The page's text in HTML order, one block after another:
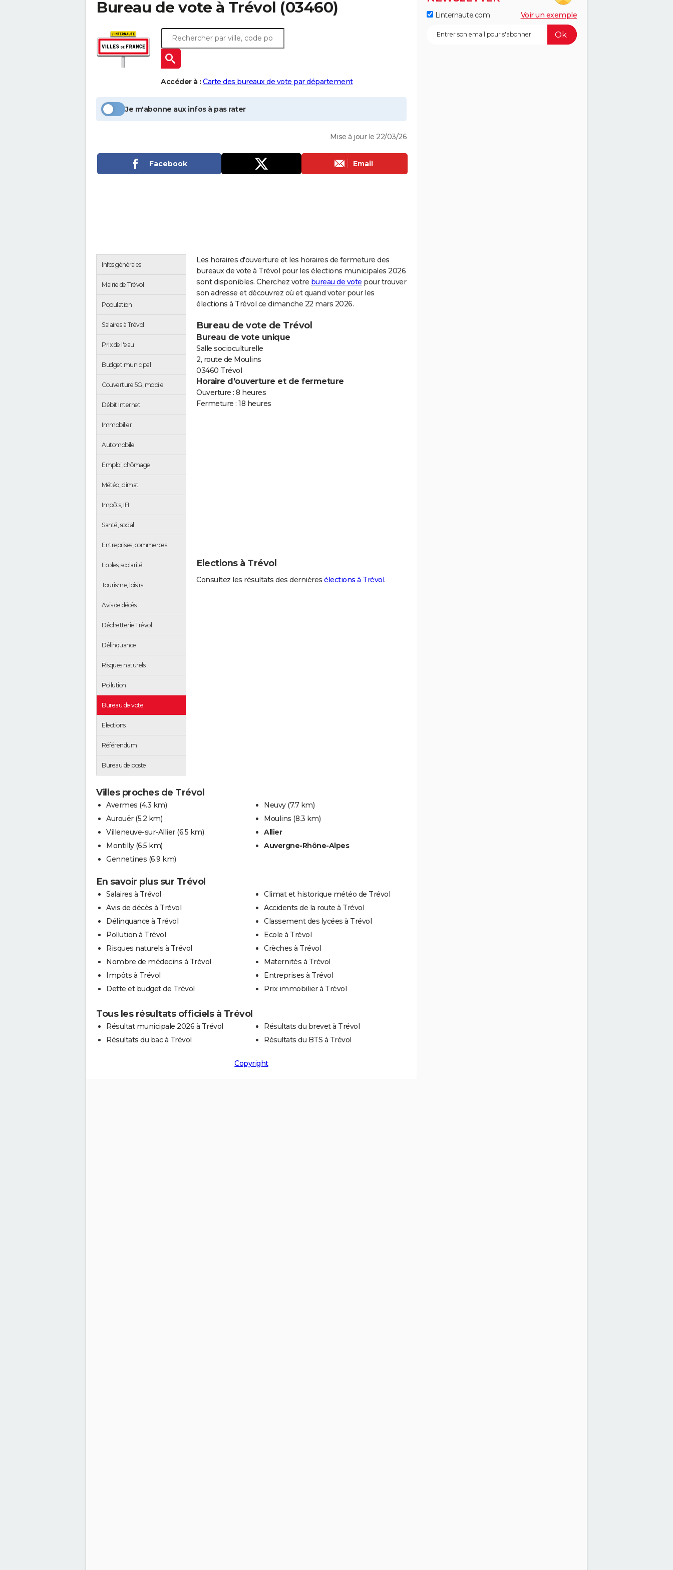
Bureau de vote à Trévol (03460)
Accéder à : Carte des bureaux de vote par département
Je m'abonne aux infos à pas rater
Mise à jour le 22/03/26
Facebook Email
Infos générales
Mairie de Trévol
Population
Salaires à Trévol
Prix de l'eau
Budget municipal
Couverture 5G, mobile
Débit Internet
Immobilier
Automobile
Emploi, chômage
Météo, climat
Impôts, IFI
Santé, social
Entreprises, commerces
Ecoles, scolarité
Tourisme, loisirs
Avis de décès
Déchetterie Trévol
Délinquance
Risques naturels
Pollution
Bureau de vote
Elections
Référendum
Bureau de poste
Les horaires d'ouverture et les horaires de fermeture des
bureaux de vote à Trévol pour les élections municipales 2026
sont disponibles. Cherchez votre bureau de vote pour trouver
son adresse et découvrez où et quand voter pour les
élections à Trévol ce dimanche 22 mars 2026.
Bureau de vote de Trévol
Bureau de vote unique
Salle socioculturelle
2, route de Moulins
03460 Trévol
Horaire d'ouverture et de fermeture
Ouverture : 8 heures
Fermeture : 18 heures
Elections à Trévol
Consultez les résultats des dernières élections à Trévol.
Villes proches de Trévol
Avermes (4.3 km)
Aurouër (5.2 km)
Villeneuve-sur-Allier (6.5 km)
Montilly (6.5 km)
Gennetines (6.9 km)
Neuvy (7.7 km)
Moulins (8.3 km)
Allier
Auvergne-Rhône-Alpes
En savoir plus sur Trévol
Salaires à Trévol
Avis de décès à Trévol
Délinquance à Trévol
Pollution à Trévol
Risques naturels à Trévol
Nombre de médecins à Trévol
Impôts à Trévol
Dette et budget de Trévol
Climat et historique météo de Trévol
Accidents de la route à Trévol
Classement des lycées à Trévol
Ecole à Trévol
Crèches à Trévol
Maternités à Trévol
Entreprises à Trévol
Prix immobilier à Trévol
Tous les résultats officiels à Trévol
Résultat municipale 2026 à Trévol
Résultats du bac à Trévol
Résultats du brevet à Trévol
Résultats du BTS à Trévol
Copyright
Linternaute.com Voir un exemple